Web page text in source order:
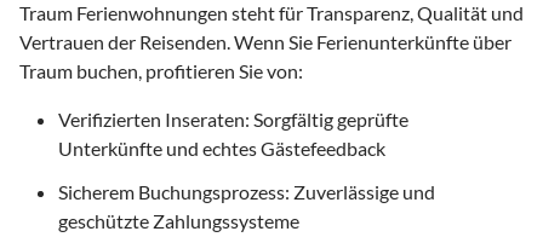
Traum Ferienwohnungen steht für Transparenz, Qualität und
Vertrauen der Reisenden. Wenn Sie Ferienunterkünfte über
Traum buchen, profitieren Sie von:
Verifizierten Inseraten: Sorgfältig geprüfte
Unterkünfte und echtes Gästefeedback
Sicherem Buchungsprozess: Zuverlässige und
geschützte Zahlungssysteme